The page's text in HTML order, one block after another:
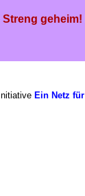
Streng
Ein Netz